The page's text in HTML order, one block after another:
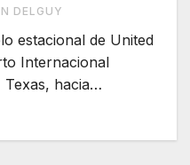
DELGUY
estacional de United
Internacional
Texas, hacia…